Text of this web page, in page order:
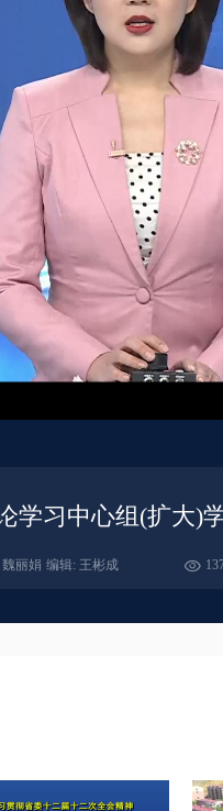
学习中心组(扩大)
丽娟 编辑: 王彬成